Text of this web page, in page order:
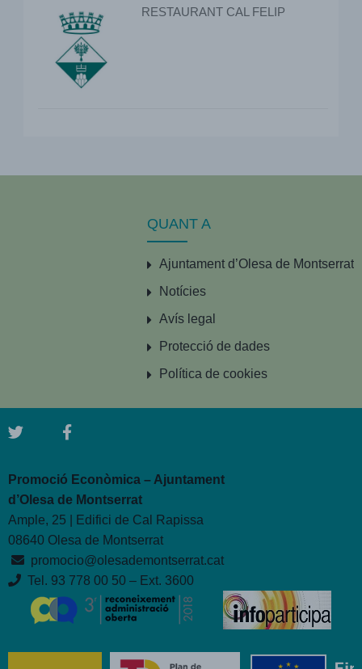
RESTAURANT CAL FELIP
QUANT A
Ajuntament d’Olesa de Montserrat
Notícies
Avís legal
Protecció de dades
Política de cookies
Promoció Econòmica – Ajuntament
d’Olesa de Montserrat
Ample, 25 | Edifici de Cal Rapissa
08640 Olesa de Montserrat
promocio@olesademontserrat.cat
Tel. 93 778 00 50 – Ext. 3600